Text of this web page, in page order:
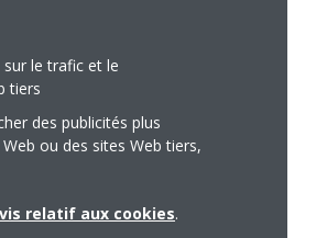
le trafic et le
tiers
des publicités plus
ou des sites Web tiers,
relatif aux cookies.